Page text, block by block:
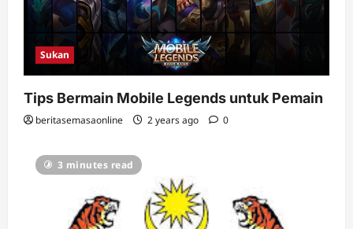
Sukan
Tips Bermain Mobile Legends untuk Pemain
beritasemasaonline 2 years ago 0
3 minutes read